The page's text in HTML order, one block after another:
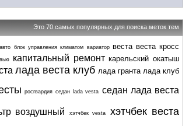
Это 70 самых популярных для поиска меток тем
блок управления климатом вариатор веста веста кросс
капитальный ремонт карельский окатыш
лада веста клуб лада гранта лада клуб
росгвардия седан lada vesta седан лада веста
воздушный хэтчбек vesta хэтчбек веста